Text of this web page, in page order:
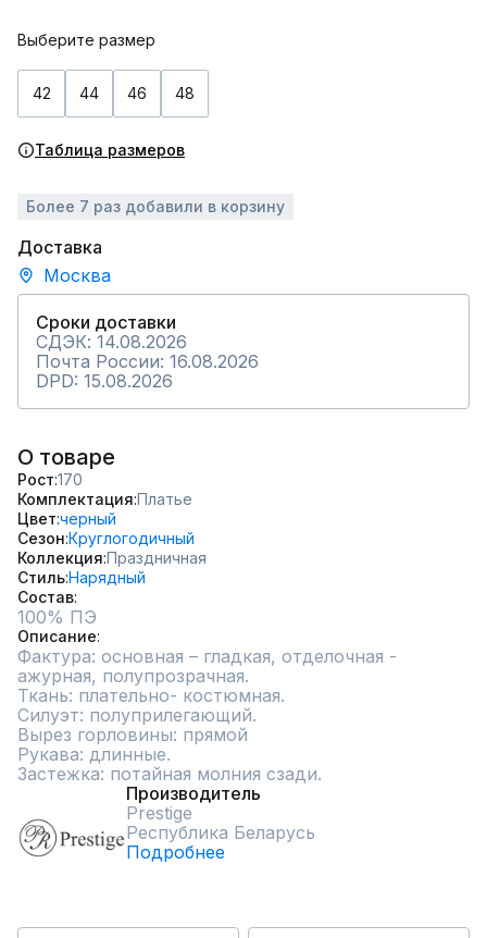
Выберите размер
42 44 46 48
Таблица размеров
Более 7 раз добавили в корзину
Доставка
Москва
Сроки доставки
СДЭК: 14.08.2026
Почта России: 16.08.2026
DPD: 15.08.2026
О товаре
Рост 170
Комплектация Платье
Цвет черный
Сезон Круглогодичный
Коллекция Праздничная
СтильНарядный
Состав
100% ПЭ
Описание
Фактура: основная – гладкая, отделочная -
ажурная, полупрозрачная.
Ткань: плательно- костюмная.
Силуэт: полуприлегающий.
Вырез горловины: прямой
Рукава: длинные.
Застежка: потайная молния сзади.
Производитель
Prestige
Республика Беларусь
Подробнее